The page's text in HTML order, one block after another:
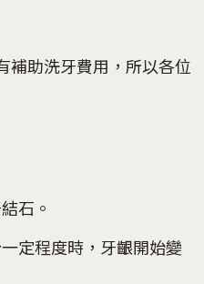
補助洗牙費用，所以各位
石。
定程度時，牙齦開始變